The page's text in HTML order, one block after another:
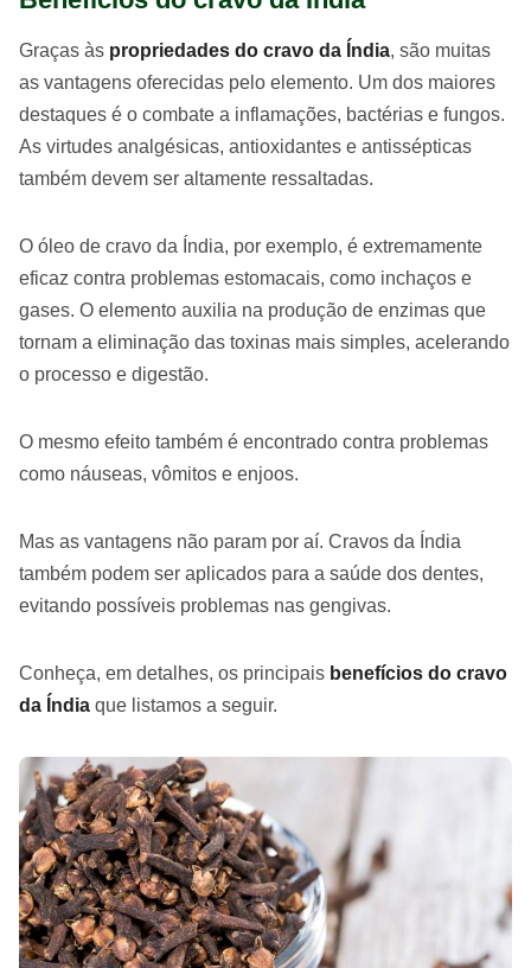
Graças às propriedades do cravo da Índia, são muitas
as vantagens oferecidas pelo elemento. Um dos maiores
destaques é o combate a inflamações, bactérias e fungos.
As virtudes analgésicas, antioxidantes e antissépticas
também devem ser altamente ressaltadas.
O óleo de cravo da Índia, por exemplo, é extremamente
eficaz contra problemas estomacais, como inchaços e
gases. O elemento auxilia na produção de enzimas que
tornam a eliminação das toxinas mais simples, acelerando
o processo e digestão.
O mesmo efeito também é encontrado contra problemas
como náuseas, vômitos e enjoos.
Mas as vantagens não param por aí. Cravos da Índia
também podem ser aplicados para a saúde dos dentes,
evitando possíveis problemas nas gengivas.
Conheça, em detalhes, os principais benefícios do cravo
da Índia que listamos a seguir.